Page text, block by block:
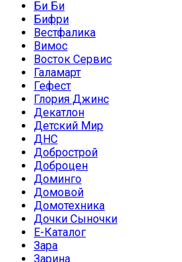
Би Би
Бифри
Вестфалика
Вимос
Восток Сервис
Галамарт
Гефест
Глория Джинс
Декатлон
Детский Мир
ДНС
Добрострой
Доброцен
Доминго
Домовой
Домотехника
Дочки Сыночки
Е-Каталог
Зара
Зарина